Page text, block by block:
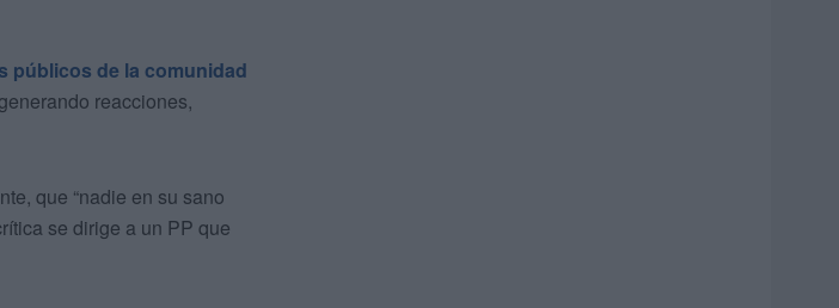
públicos de la comunidad
reacciones,
que “nadie en su sano
se dirige a un PP que